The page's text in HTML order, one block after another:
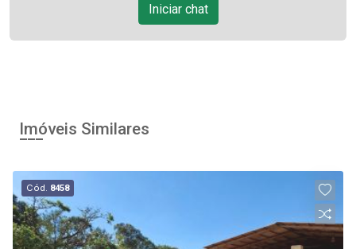
Iniciar chat
Imóveis Similares
Cód. 8458